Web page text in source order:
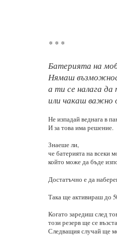
* * *
Батерията на
Нямаш
а ти се налага да
или чакаш важно
Не изпадай веднага в
И за това има решение.
Знаеше ли,
че батерията на всеки
който може да бъде
Достатъчно е да
Така ще активираш до
Когато заредиш след
този резерв ще се
Следващия случай ще